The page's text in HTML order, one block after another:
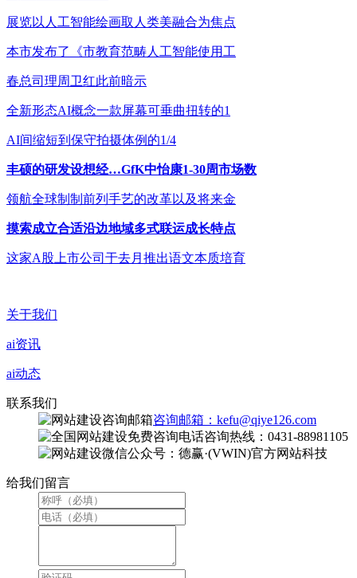
展览以人工智能绘画取人类美融合为焦点
本市发布了《市教育范畴人工智能使用工
春总司理周卫红此前暗示
全新形态AI概念一款屏幕可垂曲扭转的1
AI间缩短到保守拍摄体例的1/4
丰硕的研发设想经…GfK中怡康1-30周市场数
领航全球制制前列手艺的改革以及将来金
摸索成立合适沿边地域多式联运成长特点
这家A股上市公司于去月推出语文本质培育
关于我们
ai资讯
ai动态
联系我们
咨询邮箱：kefu@qiye126.com
咨询热线：0431-88981105
微信公众号：德赢·(VWIN)官方网站科技
给我们留言